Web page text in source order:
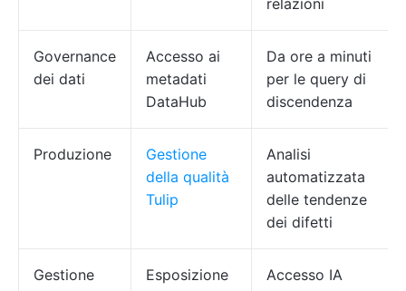
Governance
dei dati
Accesso ai
metadati
DataHub
Da ore a minuti
per le query di
discendenza
Produzione
Gestione
della qualità
Tulip
Analisi
automatizzata
delle tendenze
dei difetti
Gestione
Esposizione
Accesso IA